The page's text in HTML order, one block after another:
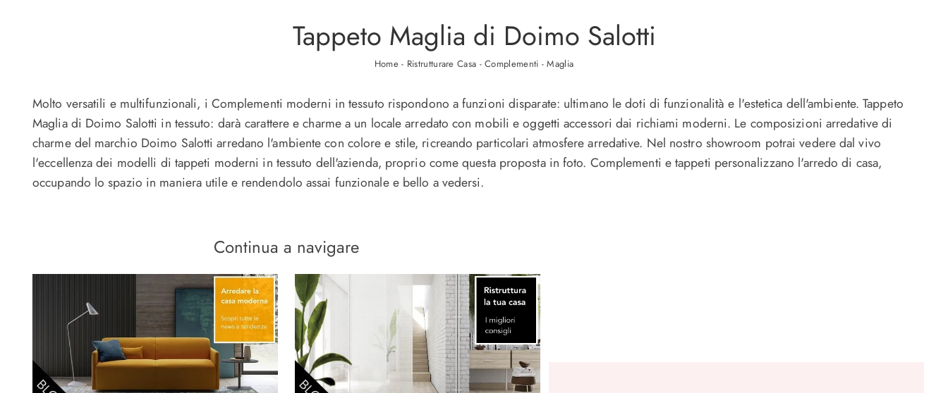
Molto versatili e multifunzionali, i Complementi moderni in tessuto rispondono a funzioni disparate: ultimano le doti di funzionalità e l'estetica dell'ambiente. Tappeto
Maglia di Doimo Salotti in tessuto: darà carattere e charme a un locale arredato con mobili e oggetti accessori dai richiami moderni. Le composizioni arredative di
charme del marchio Doimo Salotti arredano l'ambiente con colore e stile, ricreando particolari atmosfere arredative. Nel nostro showroom potrai vedere dal vivo
l'eccellenza dei modelli di tappeti moderni in tessuto dell'azienda, proprio come questa proposta in foto. Complementi e tappeti personalizzano l'arredo di casa,
occupando lo spazio in maniera utile e rendendolo assai funzionale e bello a vedersi.
Tappeto Maglia di Doimo Salotti
Home- Ristrutturare Casa -Complementi -Maglia
Continua a navigare